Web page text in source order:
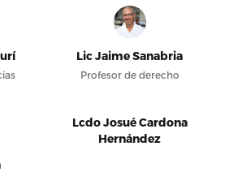
Lic Jaime Sanabria
Profesor de derecho
Lcdo Josué Cardona
Hernández